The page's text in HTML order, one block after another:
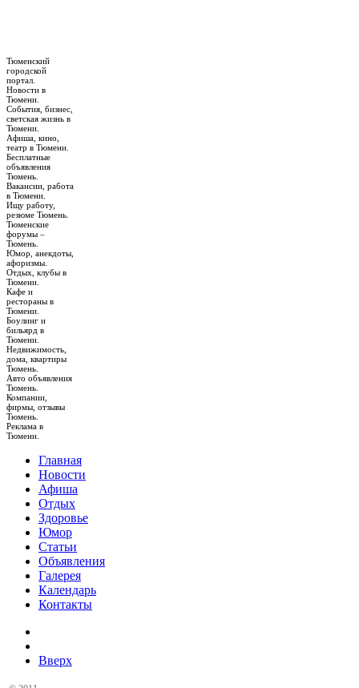
Тюменский
городской
портал.
Новости в
Тюмени.
События, бизнес,
светская жизнь в
Тюмени.
Афиша, кино,
театр в Тюмени.
Бесплатные
объявления
Тюмень.
Вакансии, работа
в Тюмени.
Ищу работу,
резюме Тюмень.
Тюменские
форумы –
Тюмень.
Юмор, анекдоты,
афоризмы.
Отдых, клубы в
Тюмени.
Кафе и
рестораны в
Тюмени.
Боулинг и
бильярд в
Тюмени.
Недвижимость,
дома, квартиры
Тюмень.
Авто объявления
Тюмень.
Компании,
фирмы, отзывы
Тюмень.
Реклама в
Тюмени.
Главная
Новости
Афиша
Отдых
Здоровье
Юмор
Статьи
Объявления
Галерея
Календарь
Контакты
Вверх